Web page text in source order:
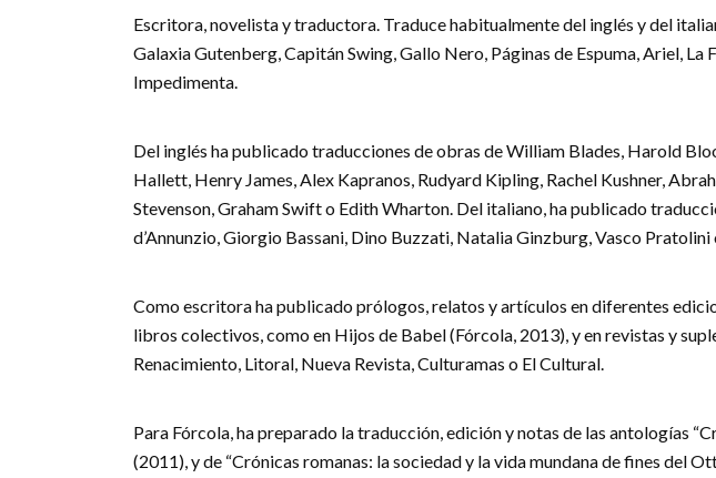
Escritora, novelista y traductora. Traduce habitualmente del inglés y del
Galaxia Gutenberg, Capitán Swing, Gallo Nero, Páginas de Espuma, Ariel, La
Impedimenta.
Del inglés ha publicado traducciones de obras de William Blades, Harold
Hallett, Henry James, Alex Kapranos, Rudyard Kipling, Rachel Kushner,
Stevenson, Graham Swift o Edith Wharton. Del italiano, ha publicado
d’Annunzio, Giorgio Bassani, Dino Buzzati, Natalia Ginzburg, Vasco
Como escritora ha publicado prólogos, relatos y artículos en diferentes
libros colectivos, como en Hijos de Babel (Fórcola, 2013), y en revistas y
Renacimiento, Litoral, Nueva Revista, Culturamas o El Cultural.
Para Fórcola, ha preparado la traducción, edición y notas de las antologías
(2011), y de “Crónicas romanas: la sociedad y la vida mundana de fines del